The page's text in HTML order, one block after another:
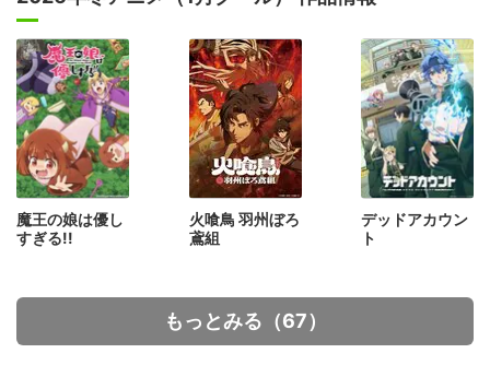
魔王の娘は優し
すぎる!!
火喰鳥 羽州ぼろ
鳶組
デッドアカウン
ト
もっとみる（67）